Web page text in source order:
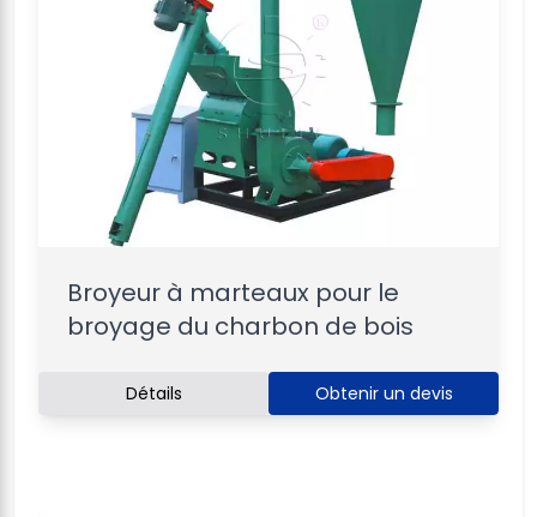
Broyeur à marteaux pour le
broyage du charbon de bois
Détails Obtenir un devis